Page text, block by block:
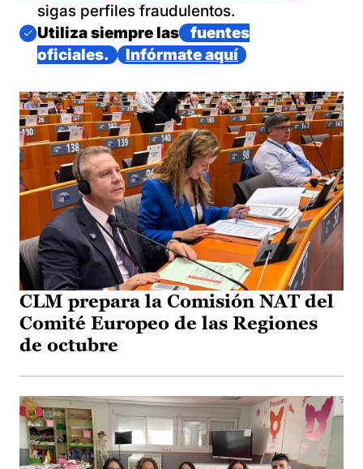
sigas perfiles fraudulentos.
Imagen
Utiliza siempre las
fuentes
oficiales.
Infórmate aquí
CLM prepara la Comisión NAT del
Comité Europeo de las Regiones
de octubre